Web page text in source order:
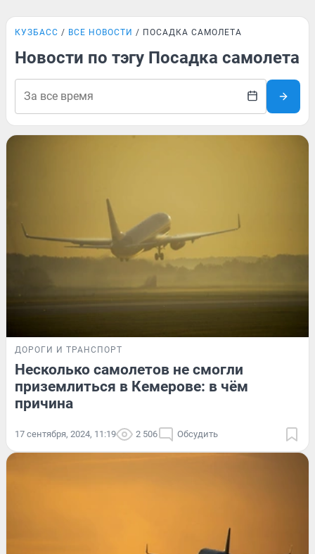
КУЗБАСС ВСЕ НОВОСТИ ПОСАДКА САМОЛЕТА
Новости по тэгу Посадка самолета
ДОРОГИ И ТРАНСПОРТ
Несколько самолетов не смогли
приземлиться в Кемерове: в чём
причина
17 сентября, 2024, 11:19 2 506 Обсудить